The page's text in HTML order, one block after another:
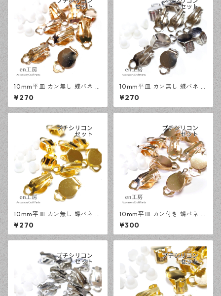
10mm平皿 カン無し 蝶バネ イ
ヤリング KCゴールド 20ピー
ス アクセサリーパーツ 【en工
房】
¥270
10mm平皿 カン無し 蝶バネ イ
ヤリング シルバー 20ピース
アクセサリーパーツ 【en工
房】
¥270
10mm平皿 カン無し 蝶バネ イ
ヤリング ゴールド 20ピース
アクセサリーパーツ 【en工
房】
¥270
10mm平皿 カン付き 蝶バネ イ
ヤリング KCゴールド 20ピー
ス アクセサリーパーツ 【en工
房】
¥300